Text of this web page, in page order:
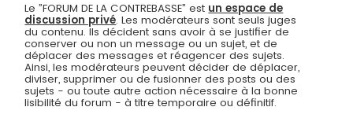
Le ”FORUM DE LA CONTREBASSE” est un espace de
discussion privé. Les modérateurs sont seuls juges
du contenu. Ils décident sans avoir à se justifier de
conserver ou non un message ou un sujet, et de
déplacer des messages et réagencer des sujets.
Ainsi, les modérateurs peuvent décider de déplacer,
diviser, supprimer ou de fusionner des posts ou des
sujets - ou toute autre action nécessaire à la bonne
lisibilité du forum - à titre temporaire ou définitif.